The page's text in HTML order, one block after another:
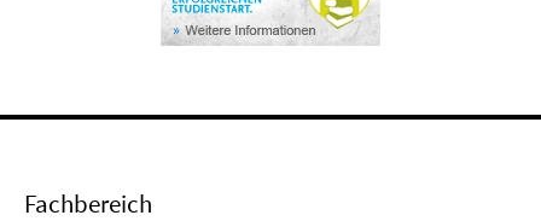
Fachbereich